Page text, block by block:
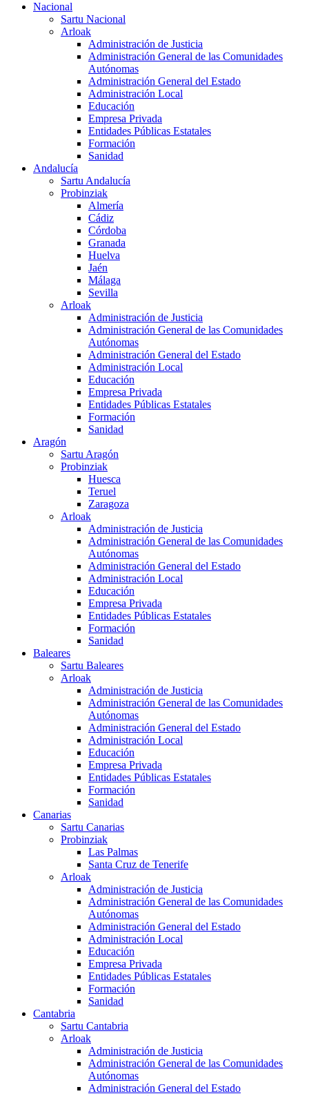
Nacional
Sartu Nacional
Arloak
Administración de Justicia
Administración General de las Comunidades
Autónomas
Administración General del Estado
Administración Local
Educación
Empresa Privada
Entidades Públicas Estatales
Formación
Sanidad
Andalucía
Sartu Andalucía
Probinziak
Almería
Cádiz
Córdoba
Granada
Huelva
Jaén
Málaga
Sevilla
Arloak
Administración de Justicia
Administración General de las Comunidades
Autónomas
Administración General del Estado
Administración Local
Educación
Empresa Privada
Entidades Públicas Estatales
Formación
Sanidad
Aragón
Sartu Aragón
Probinziak
Huesca
Teruel
Zaragoza
Arloak
Administración de Justicia
Administración General de las Comunidades
Autónomas
Administración General del Estado
Administración Local
Educación
Empresa Privada
Entidades Públicas Estatales
Formación
Sanidad
Baleares
Sartu Baleares
Arloak
Administración de Justicia
Administración General de las Comunidades
Autónomas
Administración General del Estado
Administración Local
Educación
Empresa Privada
Entidades Públicas Estatales
Formación
Sanidad
Canarias
Sartu Canarias
Probinziak
Las Palmas
Santa Cruz de Tenerife
Arloak
Administración de Justicia
Administración General de las Comunidades
Autónomas
Administración General del Estado
Administración Local
Educación
Empresa Privada
Entidades Públicas Estatales
Formación
Sanidad
Cantabria
Sartu Cantabria
Arloak
Administración de Justicia
Administración General de las Comunidades
Autónomas
Administración General del Estado